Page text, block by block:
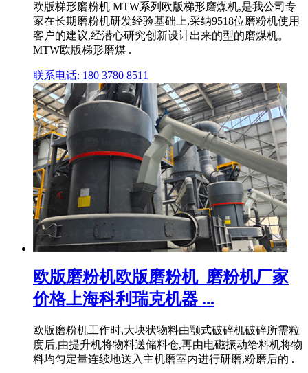
欧版梯形磨粉机 MTW系列欧版梯形磨煤机,是我公司专
家在长期磨粉机研发经验基础上,采纳9518位磨粉机使用
客户的建议,经潜心研究创新设计出来的型的磨煤机。
MTW欧版梯形磨煤 .
联系电话: 180 3780 8511
欧版磨粉机欧版磨粉机_磨粉机厂家
价格上海科利瑞克机器 ...
欧版磨粉机工作时,大块状物料由颚式破碎机破碎所需粒
度后,由提升机将物料送储料仓,再由电磁振动给料机将物
料均匀定量连续地送入主机磨室内进行研磨,粉磨后的 .